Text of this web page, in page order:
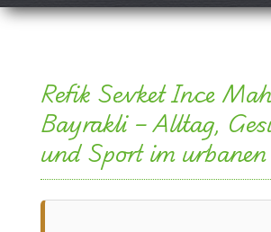
Refik Sevket Ince
Bayrakli – Alltag,
und Sport im